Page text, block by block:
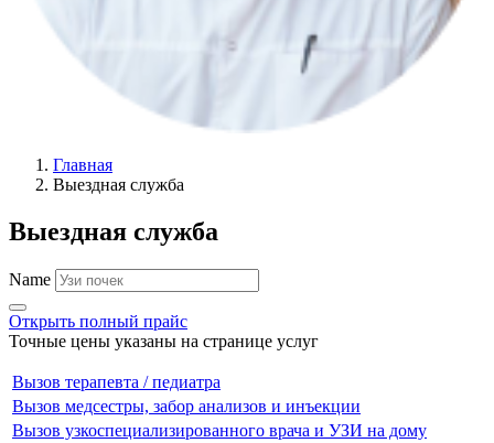
Главная
Выездная служба
Выездная служба
Name
Открыть полный прайс
Точные цены указаны на странице услуг
Вызов терапевта / педиатра
Вызов медсестры, забор анализов и инъекции
Вызов узкоспециализированного врача и УЗИ на дому